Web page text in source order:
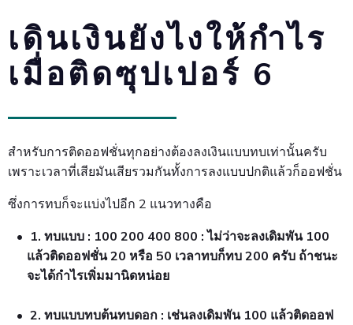
เดินเงินยังไงให้กำไร
เมื่อติดซุปเปอร์ 6
สำหรับการติดออฟชั่นทุกอย่างต้องลงเงินแบบทบเท่านั้นครับ
เพราะเวลาที่เสียมันเสียรวมกันทั้งการลงแบบปกติแล้วก็ออฟชั่น
ซึ่งการทบก็จะแบ่งไปอีก 2 แนวทางคือ
1. ทบแบบ : 100 200 400 800 : ไม่ว่าจะลงเดิมพัน 100
แล้วติดออฟชั่น 20 หรือ 50 เวลาทบก็ทบ 200 ครับ ถ้าชนะ
จะได้กำไรเพิ่มมานิดหน่อย
2. ทบแบบทบต้นทบดอก : เช่นลงเดิมพัน 100 แล้วติดออฟ